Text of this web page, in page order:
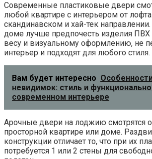
Современные пластиковые двери
любой квартире с интерьером от
скандинавском и хай-тек
доме лучше предпочесть изделия ПВХ
весу и визуальному оформлению, не
интерьер и подходят для любого стиля.
Вам будет интересно
невидимок: стиль и
современном интерьере
Арочные двери на лоджию смотрятся
просторной квартире или доме.
конструкции отличает то, что при их
потребуется 1 или 2 стены для